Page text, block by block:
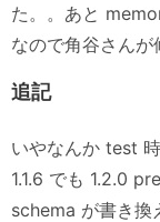
た。。あと
なので角谷さんが
追記
いやなんか test
1.1.6 でも 1.2.0
schema が書き